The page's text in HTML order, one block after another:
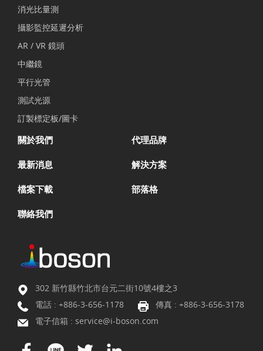
消光比量測
攝影監控延遲分析
AR / VR 鏡頭
中繼鏡
平行光管
測試光源
訂製標定板/圖卡
關於我們 代理品牌
最新消息 解決方案
檔案下載 部落格
聯絡我們
302 新竹縣竹北市台元二街10號4樓之3
電話 : +886-3-656-1178
傳真 : +886-3-656-3178
電子信箱 : service@i-boson.com